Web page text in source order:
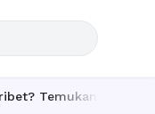
kelas seru